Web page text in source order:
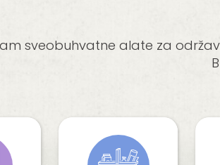
sveobuhvatne alate za